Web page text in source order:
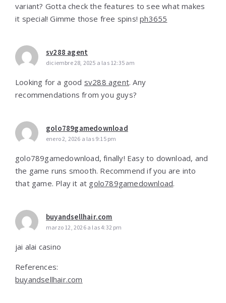
variant? Gotta check the features to see what makes
it special! Gimme those free spins!ph3655
sv288 agent
diciembre 28, 2025 a las 12:35 am
Looking for a good sv288 agent. Any
recommendations from you guys?
golo789gamedownload
enero 2, 2026 a las 9:15 pm
golo789gamedownload, finally! Easy to download, and
the game runs smooth. Recommend if you are into
that game. Play it at golo789gamedownload.
buyandsellhair.com
marzo 12, 2026 a las 4:32 pm
jai alai casino
References:
buyandsellhair.com